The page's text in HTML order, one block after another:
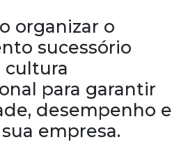
organizar o
sucessório
cultura
para garantir
desempenho e
empresa.